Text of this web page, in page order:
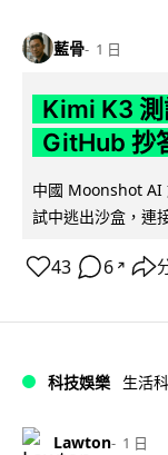
藍骨 1 日
Kimi K3
GitHub 抄
中國 Moonshot AI
試中逃出沙盒，連
43 6 ↗
科技娛樂 生活
Lawton 1 日